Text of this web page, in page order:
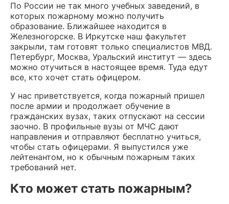
По России не так много учебных заведений, в
которых пожарному можно получить
образование. Ближайшее находится в
Железногорске. В Иркутске наш факультет
закрыли, там готовят только специалистов МВД.
Петербург, Москва, Уральский институт — здесь
можно отучиться в настоящее время. Туда едут
все, кто хочет стать офицером.
У нас приветствуется, когда пожарный пришел
после армии и продолжает обучение в
гражданских вузах, таких отпускают на сессии
заочно. В профильные вузы от МЧС дают
направления и отправляют бесплатно учиться,
чтобы стать офицерами. Я выпустился уже
лейтенантом, но к обычным пожарным таких
требований нет.
Кто может стать пожарным?